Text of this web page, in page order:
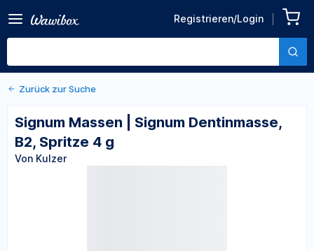
Registrieren/Login
Dentinmasse, B2, Spritze 4
g
Von Kulzer
Zurück zu den Produktdetails
Zurück zur Suche
Signum Massen | Signum Dentinmasse,
B2, Spritze 4 g
Von Kulzer